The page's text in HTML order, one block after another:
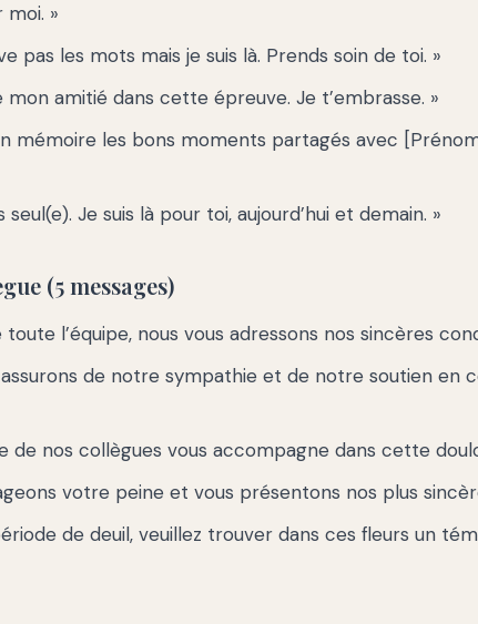
»
pas les mots mais je suis là. Prends soin de toi. »
mon amitié dans cette épreuve. Je t’embrasse. »
mémoire les bons moments partagés avec
seul(e). Je suis là pour toi, aujourd’hui et demain. »
(5 messages)
toute l’équipe, nous vous adressons nos sincères
assurons de notre sympathie et de notre soutien en
de nos collègues vous accompagne dans cette
votre peine et vous présentons nos plus
de deuil, veuillez trouver dans ces fleurs un